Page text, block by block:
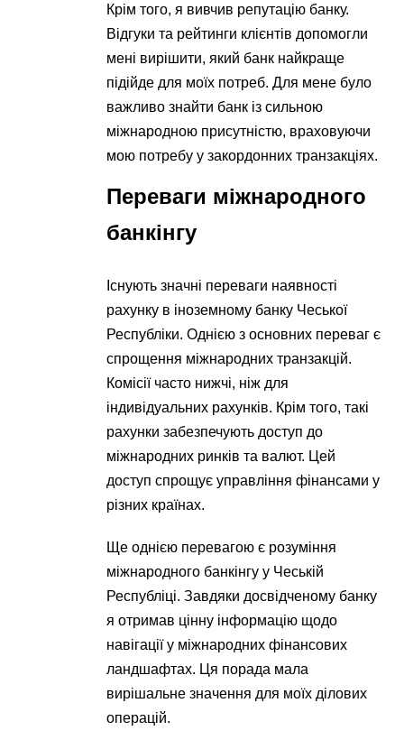
Крім того, я вивчив репутацію банку.
Відгуки та рейтинги клієнтів допомогли
мені вирішити, який банк найкраще
підійде для моїх потреб. Для мене було
важливо знайти банк із сильною
міжнародною присутністю, враховуючи
мою потребу у закордонних транзакціях.
Переваги міжнародного
банкінгу
Існують значні переваги наявності
рахунку в іноземному банку Чеської
Республіки. Однією з основних переваг є
спрощення міжнародних транзакцій.
Комісії часто нижчі, ніж для
індивідуальних рахунків. Крім того, такі
рахунки забезпечують доступ до
міжнародних ринків та валют. Цей
доступ спрощує управління фінансами у
різних країнах.
Ще однією перевагою є розуміння
міжнародного банкінгу у Чеській
Республіці. Завдяки досвідченому банку
я отримав цінну інформацію щодо
навігації у міжнародних фінансових
ландшафтах. Ця порада мала
вирішальне значення для моїх ділових
операцій.